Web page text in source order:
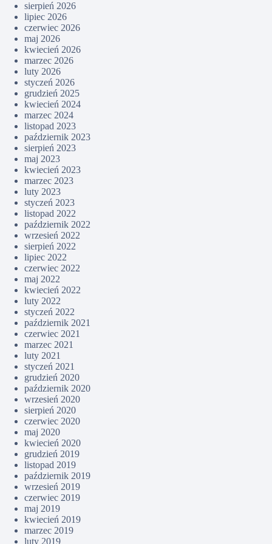
sierpień 2026
lipiec 2026
czerwiec 2026
maj 2026
kwiecień 2026
marzec 2026
luty 2026
styczeń 2026
grudzień 2025
kwiecień 2024
marzec 2024
listopad 2023
październik 2023
sierpień 2023
maj 2023
kwiecień 2023
marzec 2023
luty 2023
styczeń 2023
listopad 2022
październik 2022
wrzesień 2022
sierpień 2022
lipiec 2022
czerwiec 2022
maj 2022
kwiecień 2022
luty 2022
styczeń 2022
październik 2021
czerwiec 2021
marzec 2021
luty 2021
styczeń 2021
grudzień 2020
październik 2020
wrzesień 2020
sierpień 2020
czerwiec 2020
maj 2020
kwiecień 2020
grudzień 2019
listopad 2019
październik 2019
wrzesień 2019
czerwiec 2019
maj 2019
kwiecień 2019
marzec 2019
luty 2019